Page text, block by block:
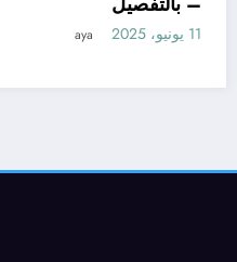
ابن سيرين لتفسير حلم